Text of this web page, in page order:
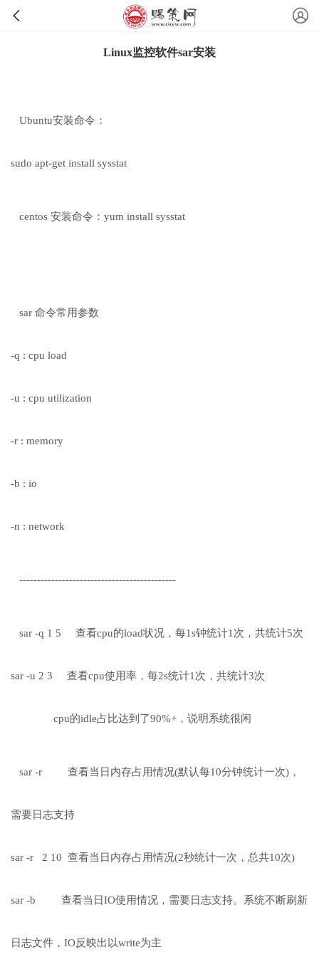
Linux监控软件sar安装
Ubuntu安装命令：
sudo apt-get install sysstat
centos 安装命令：yum install sysstat
sar 命令常用参数
-q : cpu load
-u : cpu utilization
-r : memory
-b : io
-n : network
--------------------------------------------
sar -q 1 5 查看cpu的load状况，每1s钟统计1次，共统计5次
sar -u 2 3 查看cpu使用率，每2s统计1次，共统计3次
cpu的idle占比达到了90%+，说明系统很闲
sar -r 查看当日内存占用情况(默认每10分钟统计一次)，
需要日志支持
sar -r 2 10 查看当日内存占用情况(2秒统计一次，总共10次)
sar -b 查看当日IO使用情况，需要日志支持。系统不断刷新
日志文件，IO反映出以write为主